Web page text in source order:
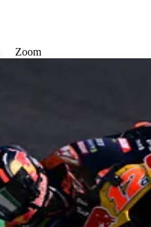
Zoom